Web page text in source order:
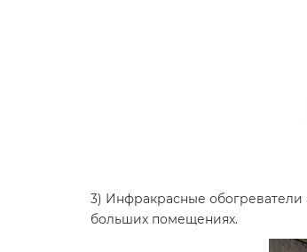
3) Инфракрасные обогреватели
больших помещениях.